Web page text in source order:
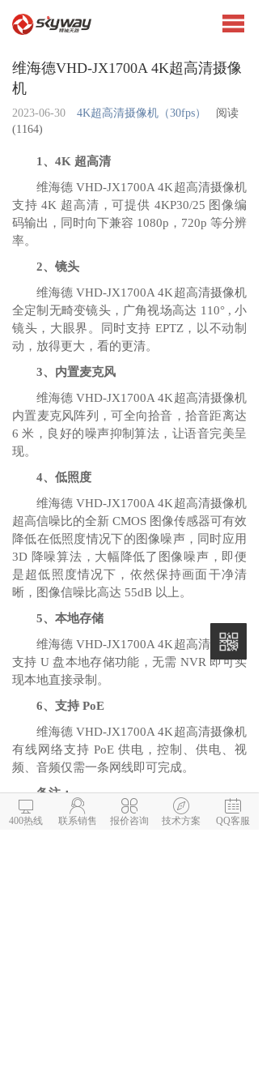
维海德VHD-JX1700A 4K超高清摄像
机
2023-06-30 4K超高清摄像机（30fps）
阅读
(1164)
1、4K 超高清
维海德 VHD-JX1700A 4K超高清摄像机
支持 4K 超高清，可提供 4KP30/25 图像编
码输出，同时向下兼容 1080p，720p 等分辨
率。
2、镜头
维海德 VHD-JX1700A 4K超高清摄像机
全定制无畸变镜头，广角视场高达 110° , 小
镜头，大眼界。同时支持 EPTZ，以不动制
动，放得更大，看的更清。
3、内置麦克风
维海德 VHD-JX1700A 4K超高清摄像机
内置麦克风阵列，可全向拾音，拾音距离达
6 米，良好的噪声抑制算法，让语音完美呈
现。
4、低照度
维海德 VHD-JX1700A 4K超高清摄像机
超高信噪比的全新 CMOS 图像传感器可有效
降低在低照度情况下的图像噪声，同时应用
3D 降噪算法，大幅降低了图像噪声，即便
是超低照度情况下，依然保持画面干净清
晰，图像信噪比高达 55dB 以上。
5、本地存储
维海德 VHD-JX1700A 4K超高清摄像机
支持 U 盘本地存储功能，无需 NVR 即可实
现本地直接录制。
6、支持 PoE
维海德 VHD-JX1700A 4K超高清摄像机
有线网络支持 PoE 供电，控制、供电、视
频、音频仅需一条网线即可完成。
备注：
1. 最大拾音距离为维海德实验室测试所

400热线

联系销售

报价咨询

技术方案

QQ客服